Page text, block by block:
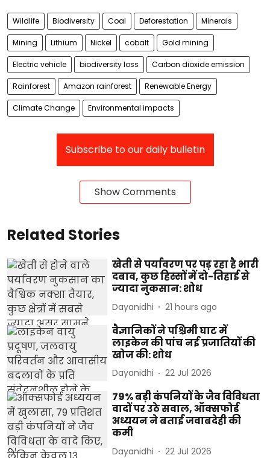
Wildlife Biodiversity Coal Deforestation Minerals
Mining Lithium Nickel cobalt Gold mining
Electric vehicle biodiversity loss Carbon dioxide emission
Rainforest Amazon rainforest Renewable Energy
Climate Change Environmental impacts
Subscribe to our daily bulletin
Show Comments
Related Stories
खेती से पर्यावरण पर पड़ रहा है भारी
दबाव, कुछ हिस्सों में दो-तिहाई से
ज्यादा नुकसान: शोध
Dayanidhi 21 hours ago
वैज्ञानिकों ने पश्चिमी घाट में
लाइकेन की पांच नई प्रजातियों की
खोज की: शोध
Dayanidhi 22 Jul 2026
79% बड़ी कंपनियों के जैव विविधता
वादों पर उठे सवाल, ऑक्सफोर्ड
अध्ययन ने बताई जवाबदेही की
कमी
Dayanidhi 22 Jul 2026